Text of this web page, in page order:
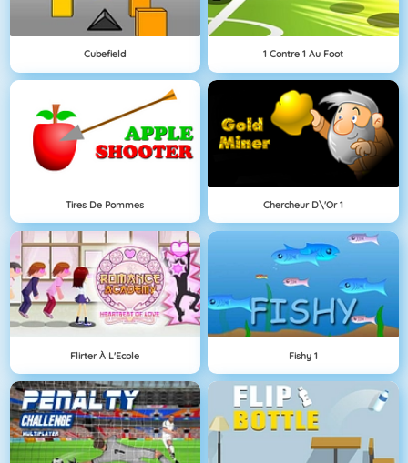
Cubefield 1 Contre 1 Au Foot
Tires De Pommes Chercheur D\'Or 1
Flirter À L'Ecole Fishy 1